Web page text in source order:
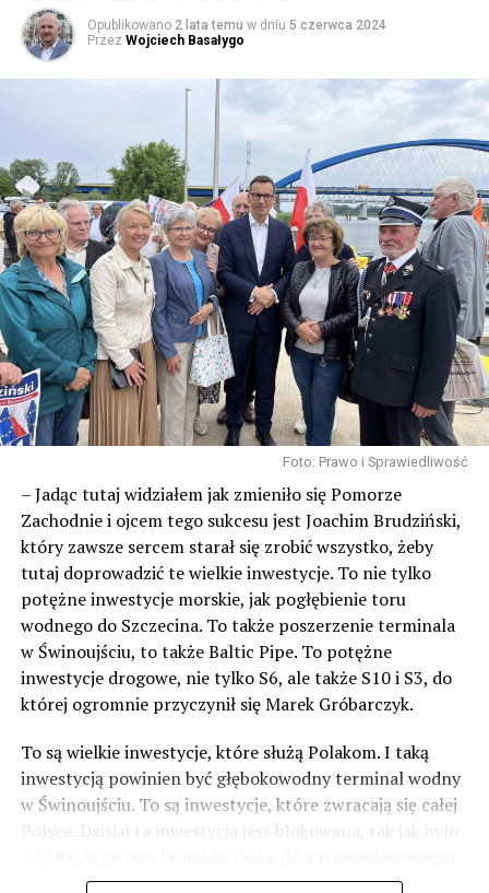
19242 odsłon
POWIĄZANE TEMATY: WOLIN
NASTĘPNY
Powstanie 6 kilometrów sieci wodno-kanalizacyjnej.
Wiemy gdzie!
NIE PRZEGAP
MPGK Wolin przypomina jak efektywniej podlewać
trawnik
Opublikowano 2 lata temu w dniu 5 czerwca 2024
Przez Wojciech Basałygo
Foto: Prawo i Sprawiedliwość
– Jadąc tutaj widziałem jak zmieniło się Pomorze
Zachodnie i ojcem tego sukcesu jest Joachim Brudziński,
który zawsze sercem starał się zrobić wszystko, żeby
tutaj doprowadzić te wielkie inwestycje. To nie tylko
potężne inwestycje morskie, jak pogłębienie toru
wodnego do Szczecina. To także poszerzenie terminala
w Świnoujściu, to także Baltic Pipe. To potężne
inwestycje drogowe, nie tylko S6, ale także S10 i S3, do
której ogromnie przyczynił się Marek Gróbarczyk.
To są wielkie inwestycje, które służą Polakom. I taką
inwestycją powinien być głębokowodny terminal wodny
w Świnoujściu. To są inwestycje, które zwracają się całej
Polsce. Dzisiaj ta inwestycja jest blokowana, tak jak było
odblokowania CPK.